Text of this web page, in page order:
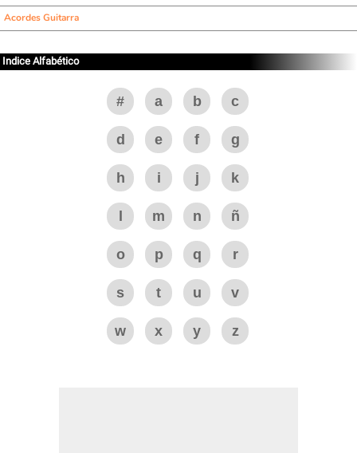
Acordes Guitarra
Indice Alfabético
# a b c
d e f g
h i j k
m n ñ
o p q r
s t u v
w x y z